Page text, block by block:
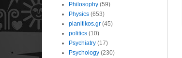
Philosophy (59)
Physics (653)
planitikos.gr (45)
politics (10)
Psychiatry (17)
Psychology (230)